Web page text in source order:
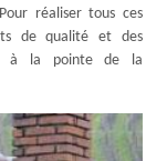
réaliser tous ces
de qualité et des
à la pointe de la